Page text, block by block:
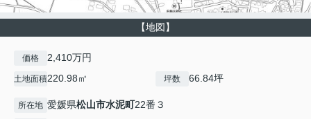
【地図】
価格 2,410万円
土地面積220.98㎡ 坪数 66.84坪
所在地 愛媛県松山市水泥町22番３